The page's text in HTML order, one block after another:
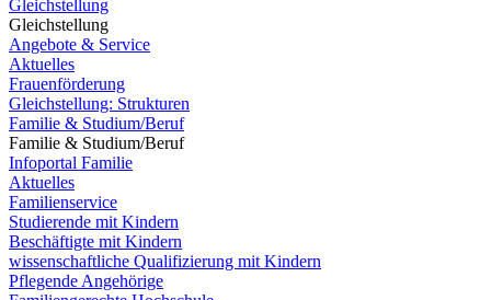
Gleichstellung
Gleichstellung
Angebote & Service
Aktuelles
Frauenförderung
Gleichstellung: Strukturen
Familie & Studium/Beruf
Familie & Studium/Beruf
Infoportal Familie
Aktuelles
Familienservice
Studierende mit Kindern
Beschäftigte mit Kindern
wissenschaftliche Qualifizierung mit Kindern
Pflegende Angehörige